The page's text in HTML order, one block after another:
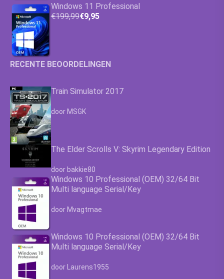
Windows 11 Professional
€199,99€9,95
RECENTE BEOORDELINGEN
Train Simulator 2017
Waardering
door MSGK
The Elder Scrolls V: Skyrim Legendary Edition
Waardering4.63
door bakkie80
Windows 10 Professional (OEM) 32/64 Bit
Multi language Serial/Key
Waardering4.63
door Mvagtmae
Windows 10 Professional (OEM) 32/64 Bit
Multi language Serial/Key
Waardering4.63uit 5
door Laurens1955